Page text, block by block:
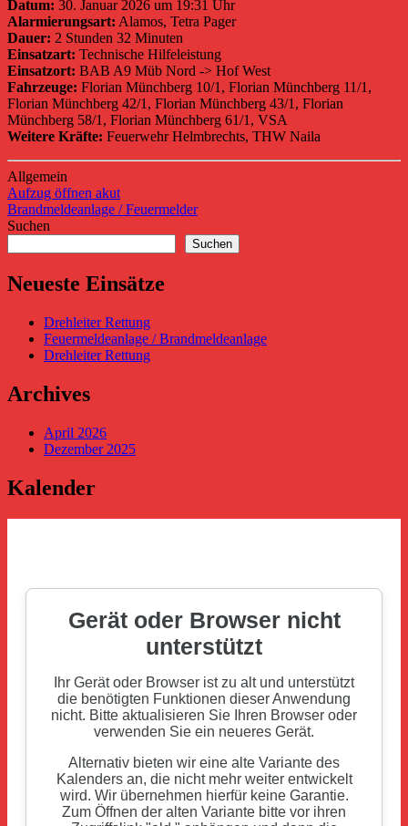
Datum: 30. Januar 2026 um 19:31 Uhr
Alarmierungsart: Alamos, Tetra Pager
Dauer: 2 Stunden 32 Minuten
Einsatzart: Technische Hilfeleistung
Einsatzort: BAB A9 Müb Nord -> Hof West
Fahrzeuge: Florian Münchberg 10/1, Florian Münchberg 11/1,
Florian Münchberg 42/1, Florian Münchberg 43/1, Florian
Münchberg 58/1, Florian Münchberg 61/1, VSA
Weitere Kräfte: Feuerwehr Helmbrechts, THW Naila
Allgemein
Beitragsnavigation
Vorheriger
Beitrag:
Aufzug öffnen akut
Nächster
Beitrag:
Brandmeldeanlage / Feuermelder
Suchen
Suchen
Neueste Einsätze
Drehleiter Rettung
Feuermeldeanlage / Brandmeldeanlage
Drehleiter Rettung
Archives
April 2026
Dezember 2025
Kalender